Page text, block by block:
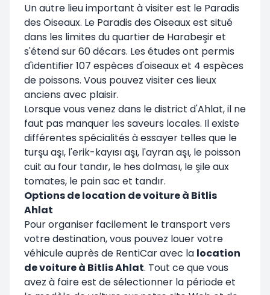
Un autre lieu important à visiter est le Paradis
des Oiseaux. Le Paradis des Oiseaux est situé
dans les limites du quartier de Harabeşir et
s'étend sur 60 décars. Les études ont permis
d'identifier 107 espèces d'oiseaux et 4 espèces
de poissons. Vous pouvez visiter ces lieux
anciens avec plaisir.
Lorsque vous venez dans le district d'Ahlat, il ne
faut pas manquer les saveurs locales. Il existe
différentes spécialités à essayer telles que le
turşu aşı, l'erik-kayısı aşı, l'ayran aşı, le poisson
cuit au four tandır, le hes dolması, le şile aux
tomates, le pain sac et tandır.
Options de location de voiture à Bitlis
Ahlat
Pour organiser facilement le transport vers
votre destination, vous pouvez louer votre
véhicule auprès de RentiCar avec la location
de voiture à Bitlis Ahlat. Tout ce que vous
avez à faire est de sélectionner la période et